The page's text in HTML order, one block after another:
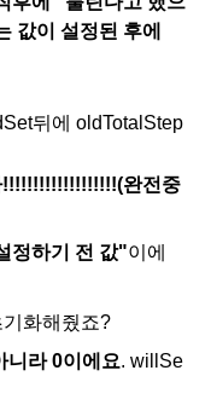
값이 설정된 후에
뒤에 oldTotalStep
!!!!!!!!!!!!!!!!!!!(완전중
정하기 전 값"이에
화해줬죠?
라 0이에요. willSe